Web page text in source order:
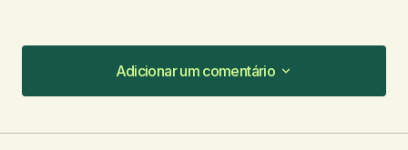
Adicionar um comentário
Adicionar um comentário